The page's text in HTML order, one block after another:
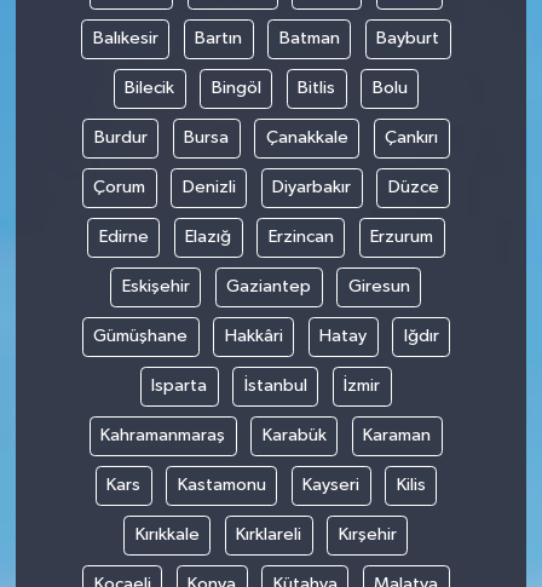
Balıkesir Bartın Batman Bayburt
Bilecik Bingöl Bitlis Bolu
Burdur Bursa Çanakkale Çankırı
Çorum Denizli Diyarbakır Düzce
Edirne Elazığ Erzincan Erzurum
Eskişehir Gaziantep Giresun
Gümüşhane Hakkâri Hatay Iğdır
Isparta İstanbul İzmir
Kahramanmaraş Karabük Karaman
Kars Kastamonu Kayseri Kilis
Kırıkkale Kırklareli Kırşehir